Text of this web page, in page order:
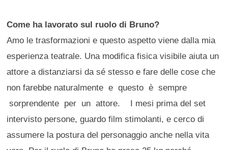
Come ha lavorato sul ruolo di Bruno?
Amo le trasformazioni e questo aspetto viene dalla mia
esperienza teatrale. Una modifica fisica visibile aiuta un
attore a distanziarsi da sé stesso e fare delle cose che
non farebbe naturalmente e questo è sempre
sorprendente per un attore. I mesi prima del set
intervisto persone, guardo film stimolanti, e cerco di
assumere la postura del personaggio anche nella vita